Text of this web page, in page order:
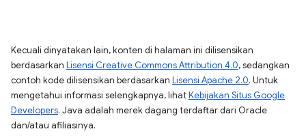
Kecuali dinyatakan lain, konten di halaman ini dilisensikan
berdasarkan Lisensi Creative Commons Attribution 4.0, sedangkan
contoh kode dilisensikan berdasarkan Lisensi Apache 2.0. Untuk
mengetahui informasi selengkapnya, lihatKebijakan Situs Google
Developers. Java adalah merek dagang terdaftar dari Oracle
dan/atau afiliasinya.